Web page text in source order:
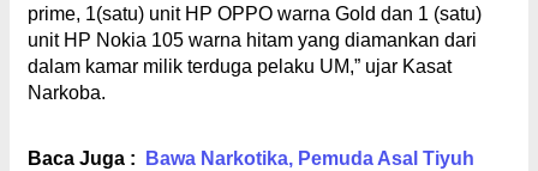
prime, 1(satu) unit HP OPPO warna Gold dan 1 (satu)
unit HP Nokia 105 warna hitam yang diamankan dari
dalam kamar milik terduga pelaku UM,” ujar Kasat
Narkoba.
Baca Juga :
Bawa Narkotika, Pemuda Asal Tiyuh